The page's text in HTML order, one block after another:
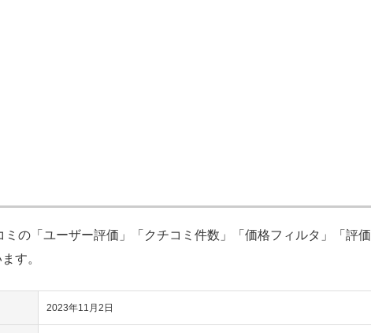
の「ユーザー評価」「クチコミ件数」「価格フィルタ」「評価
す。
2023年11月2日